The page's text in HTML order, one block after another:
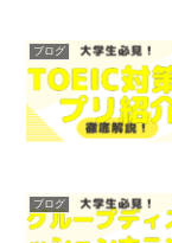
ブログ
ブログ